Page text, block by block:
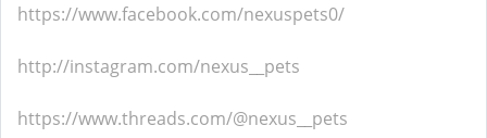
https://www.facebook.com/nexuspets0/
http://instagram.com/nexus__pets
https://www.threads.com/@nexus__pets